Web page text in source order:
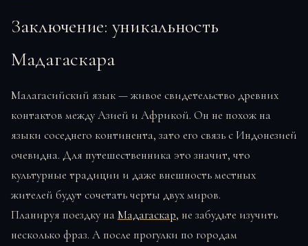
Заключение: уникальность
Мадагаскара
Малагасийский язык — живое свидетельство древних
контактов между Азией и Африкой. Он не похож на
языки соседнего континента, зато его связь с Индонезией
очевидна. Для путешественника это значит, что
культурные традиции и даже внешность местных
жителей будут сочетать черты двух миров.
Планируя поездку наМадагаскар, не забудьте изучить
несколько фраз. А после прогулки по городам